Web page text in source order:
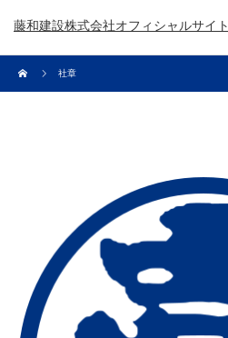
藤和建設株式会社オフィシャルサイト
社章